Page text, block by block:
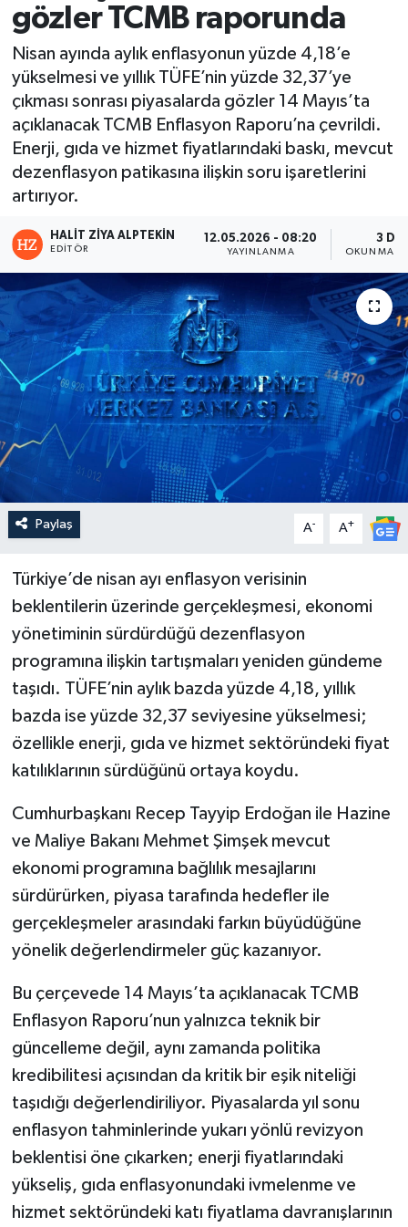
gözler TCMB raporunda
Nisan ayında aylık enflasyonun yüzde 4,18’e
yükselmesi ve yıllık TÜFE’nin yüzde 32,37’ye
çıkması sonrası piyasalarda gözler 14 Mayıs’ta
açıklanacak TCMB Enflasyon Raporu’na çevrildi.
Enerji, gıda ve hizmet fiyatlarındaki baskı, mevcut
dezenflasyon patikasına ilişkin soru işaretlerini
artırıyor.
HALIT ZIYA ALPTEKIN
EDITÖR
12.05.2026 - 08:20
YAYINLANMA
3 DK
OKUNMA
Paylaş A- A+
Türkiye’de nisan ayı enflasyon verisinin
beklentilerin üzerinde gerçekleşmesi, ekonomi
yönetiminin sürdürdüğü dezenflasyon
programına ilişkin tartışmaları yeniden gündeme
taşıdı. TÜFE’nin aylık bazda yüzde 4,18, yıllık
bazda ise yüzde 32,37 seviyesine yükselmesi;
özellikle enerji, gıda ve hizmet sektöründeki fiyat
katılıklarının sürdüğünü ortaya koydu.
Cumhurbaşkanı Recep Tayyip Erdoğan ile Hazine
ve Maliye Bakanı Mehmet Şimşek mevcut
ekonomi programına bağlılık mesajlarını
sürdürürken, piyasa tarafında hedefler ile
gerçekleşmeler arasındaki farkın büyüdüğüne
yönelik değerlendirmeler güç kazanıyor.
Bu çerçevede 14 Mayıs’ta açıklanacak TCMB
Enflasyon Raporu’nun yalnızca teknik bir
güncelleme değil, aynı zamanda politika
kredibilitesi açısından da kritik bir eşik niteliği
taşıdığı değerlendiriliyor. Piyasalarda yıl sonu
enflasyon tahminlerinde yukarı yönlü revizyon
beklentisi öne çıkarken; enerji fiyatlarındaki
yükseliş, gıda enflasyonundaki ivmelenme ve
hizmet sektöründeki katı fiyatlama davranışlarının